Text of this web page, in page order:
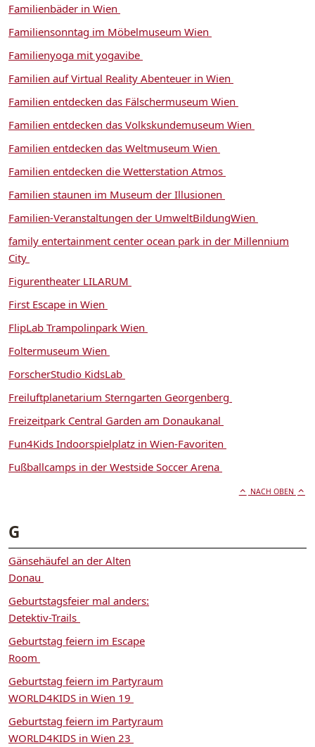
Familienbäder in Wien
Familiensonntag im Möbelmuseum Wien
Familienyoga mit yogavibe
Familien auf Virtual Reality Abenteuer in Wien
Familien entdecken das Fälschermuseum Wien
Familien entdecken das Volkskundemuseum Wien
Familien entdecken das Weltmuseum Wien
Familien entdecken die Wetterstation Atmos
Familien staunen im Museum der Illusionen
Familien-Veranstaltungen der UmweltBildungWien
family entertainment center ocean park in der Millennium
City
Figurentheater LILARUM
First Escape in Wien
FlipLab Trampolinpark Wien
Foltermuseum Wien
ForscherStudio KidsLab
Freiluftplanetarium Sterngarten Georgenberg
Freizeitpark Central Garden am Donaukanal
Fun4Kids Indoorspielplatz in Wien-Favoriten
Fußballcamps in der Westside Soccer Arena
NACH OBEN
G
Gänsehäufel an der Alten
Donau
Geburtstagsfeier mal anders:
Detektiv-Trails
Geburtstag feiern im Escape
Room
Geburtstag feiern im Partyraum
WORLD4KIDS in Wien 19
Geburtstag feiern im Partyraum
WORLD4KIDS in Wien 23